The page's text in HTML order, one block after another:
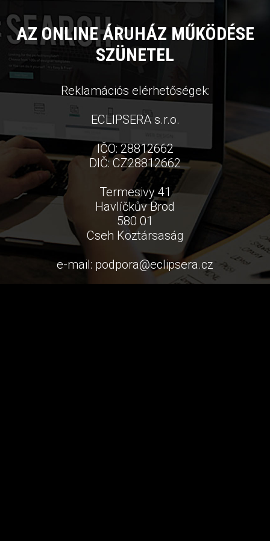
AZ ONLINE ÁRUHÁZ MŰKÖDÉSE
SZÜNETEL
Reklamációs elérhetőségek:
ECLIPSERA s.r.o.
IČO: 28812662
DIČ: CZ28812662
Termesivy 41
Havlíčkův Brod
580 01
Cseh Köztársaság
e-mail: podpora@eclipsera.cz